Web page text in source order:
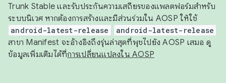
Trunk Stable และรับประกันความเสถียรของแพลตฟอร์มสำหรับ
ระบบนิเวศ หากต้องการสร้างและมีส่วนร่วมใน AOSP ให้ใช้
android-latest-release android-latest-release
สาขา Manifest จะอ้างอิงถึงรุ่นล่าสุดที่พุชไปยัง AOSP เสมอ ดู
ข้อมูลเพิ่มเติมได้ที่การเปลี่ยนแปลงใน AOSP